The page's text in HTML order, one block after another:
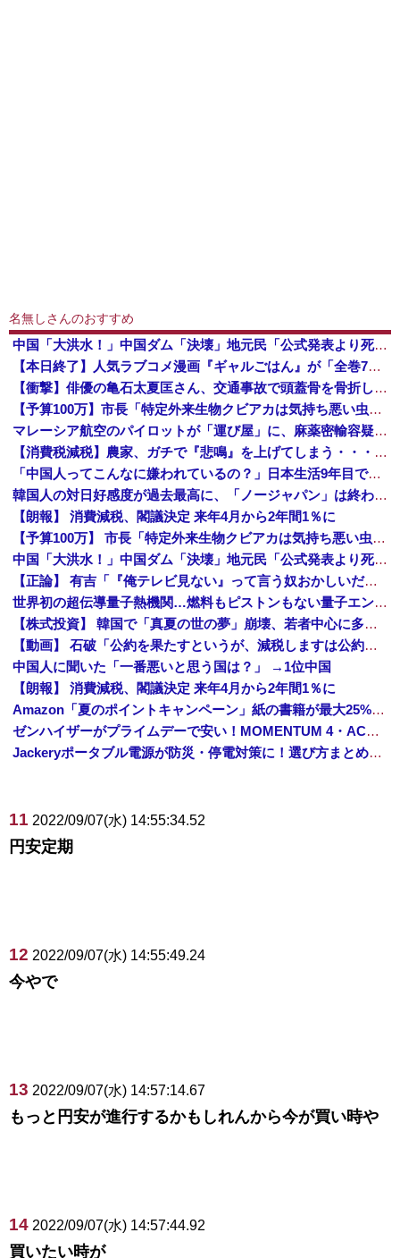
名無しさんのおすすめ
中国「大洪水！」中国ダム「決壊」地元民「公式発表より死者多い！」中国政府「住民拘束！（安否不明」中国当局「救助隊動画も削除」台風13号「三峡ダム接近中」→
【本日終了】人気ラブコメ漫画『ギャルごはん』が「全巻70％」オフ、『ジャンケットバンク』 『BUNGO―ブンゴ―』の「39％オフクーポン」激安セ...
【衝撃】俳優の亀石太夏匡さん、交通事故で頭蓋骨を骨折した結果・・・
【予算100万】市長「特定外来生物クビアカは気持ち悪い虫だしそんな需要ないと思う」1匹300円相当の報奨金→初日に42万取られ焦り
マレーシア航空のパイロットが「運び屋」に、麻薬密輸容疑で拘束…最高刑は死刑！
【消費税減税】農家、ガチで『悲鳴』を上げてしまう・・・・・
「中国人ってこんなに嫌われているの？」日本生活9年目で明かす本心！
韓国人の対日好感度が過去最高に、「ノージャパン」は終わった？＝ネット「中国より100倍いい」
【朗報】 消費減税、閣議決定 来年4月から2年間1％に
【予算100万】 市長「特定外来生物クビアカは気持ち悪い虫だしそんな需要ないと思う」1匹300円相当の報奨金→初日に42万取られ焦り
中国「大洪水！」中国ダム「決壊」地元民「公式発表より死者多い！」中国政府「住民拘束！（安否不明」中国当局「救助隊動画も削除」台風13号「三峡ダム接近中」→
【正論】 有吉「『俺テレビ見ない』って言う奴おかしいだろ。団子屋で『団子食べない』って言うか？」
世界初の超伝導量子熱機関…燃料もピストンもない量子エンジンが回った！
【株式投資】 韓国で「真夏の世の夢」崩壊、若者中心に多くの人が「人生オワタ」―中国メディア
【動画】 石破「公約を果たすというが、減税しますは公約ではない。検討を加速するというのが公約だ」
中国人に聞いた「一番悪いと思う国は？」 →1位中国
【朗報】 消費減税、閣議決定 来年4月から2年間1％に
Amazon「夏のポイントキャンペーン」紙の書籍が最大25%ポイント還元 対象と条件を整理（2026年7月）
ゼンハイザーがプライムデーで安い！MOMENTUM 4・ACCENTUMなど対象モデルまとめ！
Jackeryポータブル電源が防災・停電対策に！選び方まとめ【プライムデー最終日】
11 2022/09/07(水) 14:55:34.52
円安定期
12 2022/09/07(水) 14:55:49.24
今やで
13 2022/09/07(水) 14:57:14.67
もっと円安が進行するかもしれんから今が買い時や
14 2022/09/07(水) 14:57:44.92
買いたい時が